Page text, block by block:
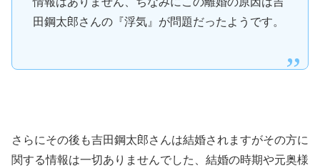
田鋼太郎さんの『浮気』が問題だったようです。
さらにその後も吉田鋼太郎さんは結婚されますがその方に
関する情報は一切ありませんでした、結婚の時期や元奥様